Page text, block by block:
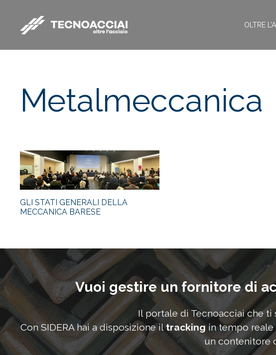
OLTRE
Metalmeccanica
GLI STATI GENERALI DELLA
MECCANICA BARESE
Vuoi gestire un fornitore di
Il portale di Tecnoacciai che
Con SIDERA hai a disposizione iltrackingin tempo
un contenitore